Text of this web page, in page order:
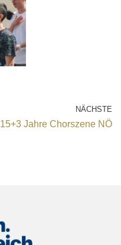
NÄCHSTE
15+3 Jahre Chorszene NÖ